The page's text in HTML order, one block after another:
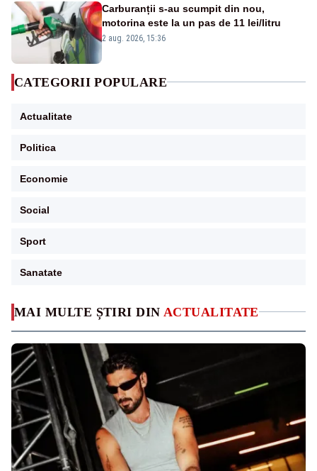
MAI MULTE ȘTIRI DIN ACTUALITATE
Carburanții s-au scumpit din nou,
motorina este la un pas de 11 lei/litru
2 aug. 2026, 15:36
CATEGORII POPULARE
Actualitate
Politica
Economie
Social
Sport
Sanatate